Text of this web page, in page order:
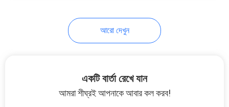
লেবেলগুলির জন্য হট গলানো
আরো দেখুন
একটি বার্তা রেখে যান
আমরা শীঘ্রই আপনাকে আবার কল করব!